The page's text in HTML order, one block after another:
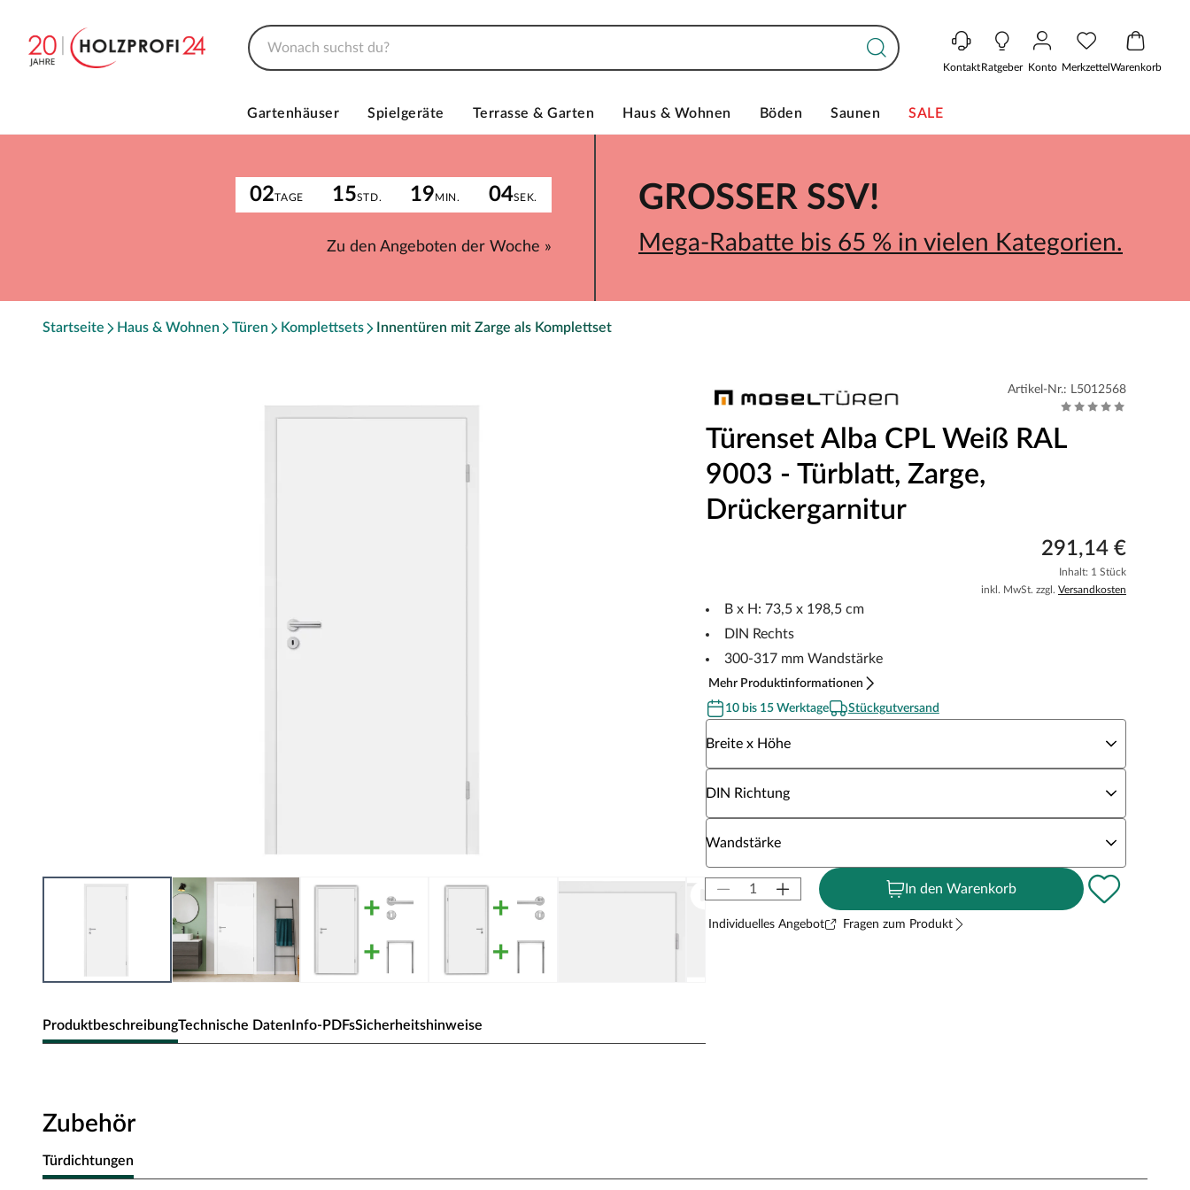
KontaktRatgeber Konto MerkzettelWarenkorb
Gartenhäuser Spielgeräte Terrasse & Garten Haus & Wohnen Böden Saunen SALE
02TAGE 15STD. 19MIN. 04SEK.
Zu den Angeboten der Woche »
GROSSER SSV!
Mega-Rabatte bis 65 % in vielen Kategorien.
Startseite Haus & Wohnen Türen Komplettsets Innentüren mit Zarge als Komplettset
ProduktbeschreibungTechnische DatenInfo-PDFsSicherheitshinweise
Klassische Zimmertür in subtiler Holzoptik und Rundkante.
Oberfläche - CPL
Die Tür besitzt eine Laminatoberfläche, auch CPL (Continious Pressure Laminate) genannt. CPL bildet dank der
Artikel-Nr.: L5012568
Türenset Alba CPL Weiß RAL
9003 - Türblatt, Zarge,
Drückergarnitur
291,14 €
Inhalt: 1 Stück
inkl. MwSt. zzgl. Versandkosten
B x H: 73,5 x 198,5 cm
DIN Rechts
300-317 mm Wandstärke
Mehr Produktinformationen
10 bis 15 Werktage
Stückgutversand
Breite x Höhe
DIN Richtung
Wandstärke
In den Warenkorb
Individuelles Angebot Fragen zum Produkt
Zubehör
Türdichtungen